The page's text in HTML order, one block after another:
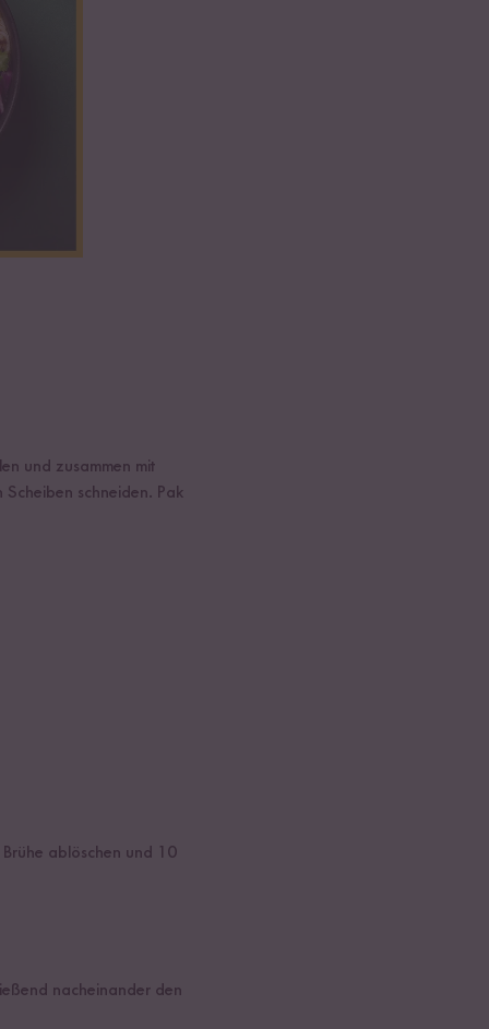
und zusammen mit
Scheiben schneiden. Pak
ablöschen und 10
nacheinander den